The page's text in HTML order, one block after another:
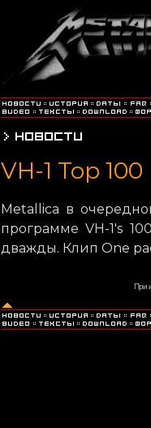
VH-1 Top 100
Metallica в
программе VH-1's
дважды. Клип One
При